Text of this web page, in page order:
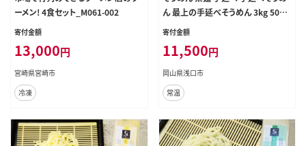
ーメン! 4食セット_M061-002
寄付金額
13,000円
宮崎県宮崎市
冷凍
ん 最上の手延べそうめん 3kg 50g
× 60束 最上手延素麺 《30日以内に
市 送料無料 ソウメン 麺 手のべ ての
べ にゅうめん---124_1513_30d_23
_11500_3kg---
寄付金額
11,500円
岡山県浅口市
常温